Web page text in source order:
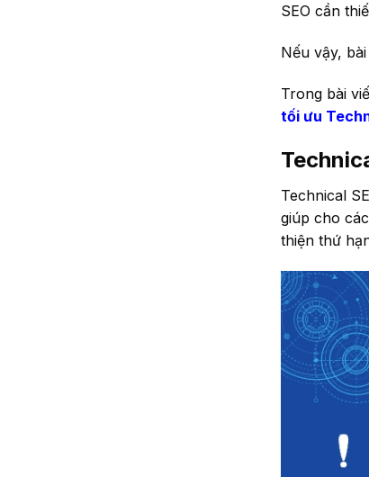
SEO cần
Nếu vậy,
Trong bài
tối ưu
Technical
giúp cho
thiện thứ